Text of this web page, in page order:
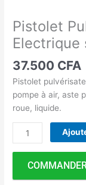
Pistolet
Electrique
37.500 CFA
Pistolet
pompe à air, aste
roue, liquide.